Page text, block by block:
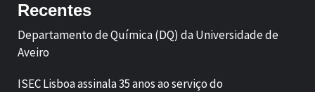
Recentes
Departamento de Química (DQ) da Universidade de
Aveiro
ISEC Lisboa assinala 35 anos ao serviço do